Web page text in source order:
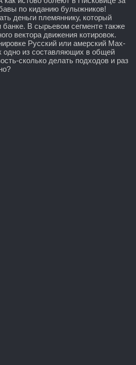
по киданию булыжников!
деньги племяннику, который
В сырьевом сегменте также
вектора движения котировок.
Русский или амерский Мах-
одно из составляющих в общей
сколько делать подходов и раз